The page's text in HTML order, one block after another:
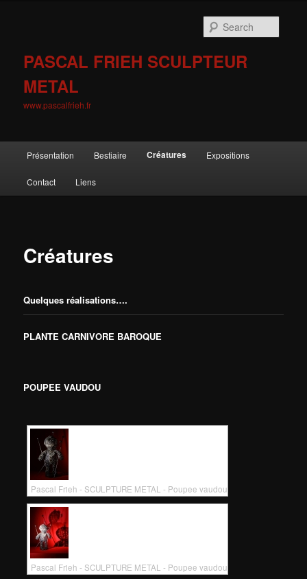
PASCAL FRIEH SCULPTEUR
METAL
www.pascalfrieh.fr
Présentation Bestiaire Créatures Expositions
Contact Liens
Créatures
Quelques réalisations….
PLANTE CARNIVORE BAROQUE
POUPEE VAUDOU
Pascal Frieh - SCULPTURE METAL - Poupee vaudou
Pascal Frieh - SCULPTURE METAL - Poupee vaudou